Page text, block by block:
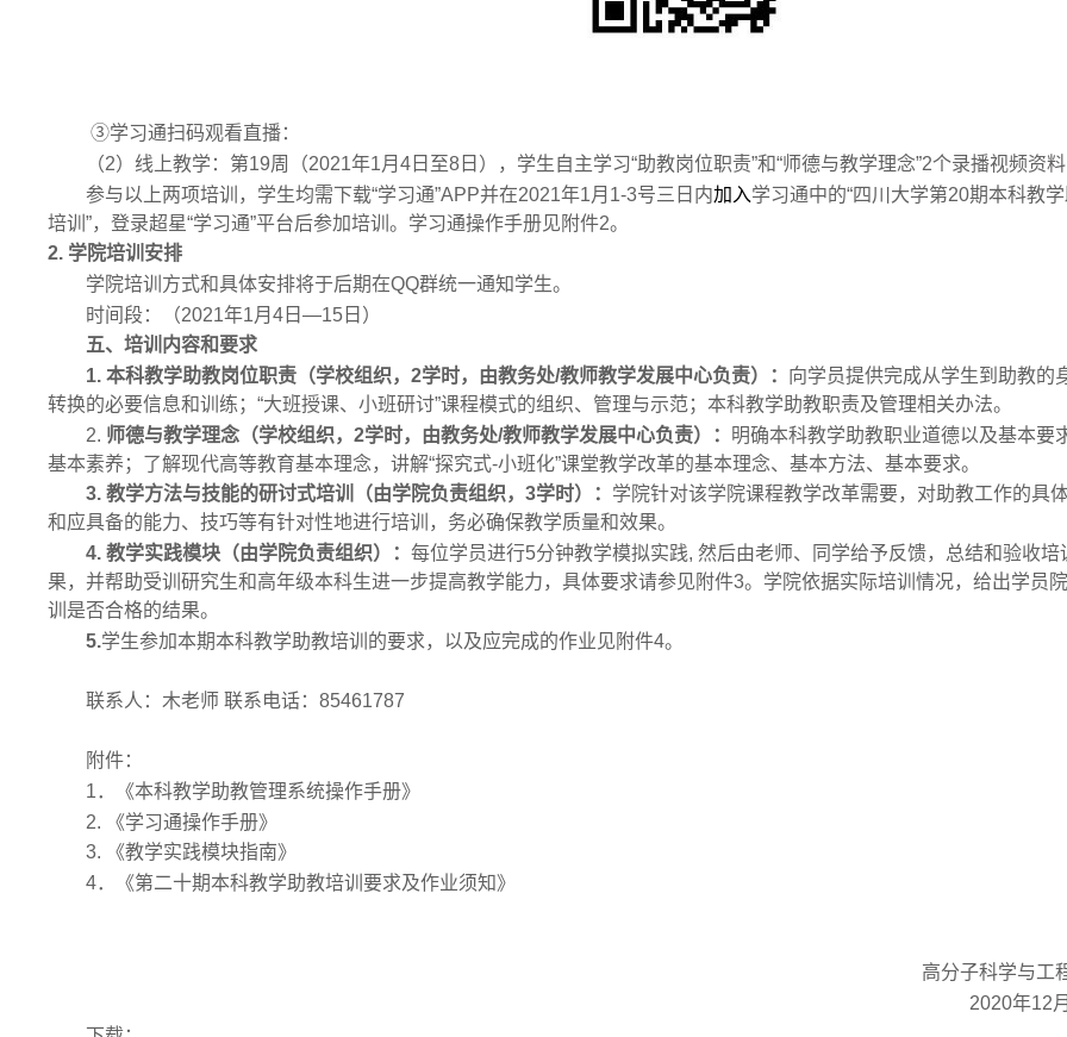
③学习通扫码观看直播：
（2）线上教学：第19周（2021年1月4 日至8 日），学生自主学习“助教岗位职责”和“师德与教学理念”2个录播视频资料
参与以上两项培训，学生均需下载“学习通”APP并在2021年1月 1-3号三日内加入学习通中的“四川大学第20期本科教
培训”，登录超星“学习通”平台后参加培训。学习通操作手册见附件2。
2. 学院培训安排
学院培训方式和具体安排将于后期在QQ群统一通知学生。
时间段：（2021年1月4 日—15 日）
五、培训内容和要求
1.本科教学助教岗位职责（学校组织，2学时，由教务处/教师教学发展中心负责）： 向学员提供完成从学生到助教的
转换的必要信息和训练；“大班授课、小班研讨”课程模式的组织、管理与示范；本科教学助教职责及管理相关办法。
2. 师德与教学理念 （学校组织，2学时，由教务处/教师教学发展中心负责）： 明确本科教学助教职业道德以及基本要
基本素养；了解现代高等教育基本理念，讲解“探究式-小班化”课堂教学改革的基本理念、基本方法、基本要求。
3.教学方法与技能的研讨式培训（由学院负责组织，3学时）： 学院针对该学院课程教学改革需要，对助教工作的具
和应具备的能力、技巧等有针对性地进行培训，务必确保教学质量和效果。
4.教学实践模块 （由学院负责组织） ：每位学员进行5分钟教学模拟实践, 然后由老师、同学给予反馈，总结和验收培
果，并帮助受训研究生和高年级本科生进一步提高教学能力，具体要求请参见附件3。学院依据实际培训情况，给出学员
训是否合格的结果。
5.学生参加本期本科教学助教培训的要求，以及应完成的作业见附件4。
联系人：木老师 联系电话：85461787
附件：
1 ．《本科教学助教管理系统操作手册》
2.
《学习通操作手册》
3.
《教学实践模块指南》
4．《第二十期本科教学助教培训要求及作业须知》
高分子科学与工
2020年12月